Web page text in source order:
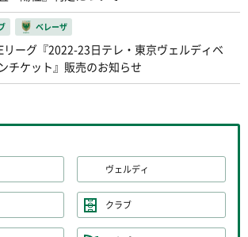
ベレーザ
リーグ『2022-23日テレ・東京ヴェルディベ
チケット』販売のお知らせ
ヴェルディ
クラブ